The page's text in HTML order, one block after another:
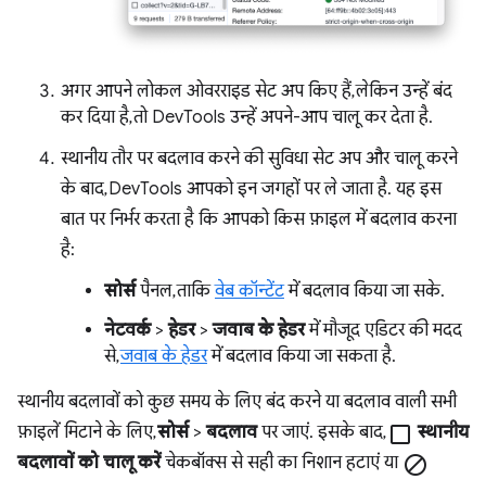
अगर आपने लोकल ओवरराइड सेट अप किए हैं, लेकिन उन्हें बंद
कर दिया है, तो DevTools उन्हें अपने-आप चालू कर देता है.
स्थानीय तौर पर बदलाव करने की सुविधा सेट अप और चालू करने
के बाद, DevTools आपको इन जगहों पर ले जाता है. यह इस
बात पर निर्भर करता है कि आपको किस फ़ाइल में बदलाव करना
है:
सोर्सपैनल, ताकिवेब कॉन्टेंटमें बदलाव किया जा सके.
नेटवर्क>हेडर>जवाब के हेडरमें मौजूद एडिटर की मदद
से,जवाब के हेडरमें बदलाव किया जा सकता है.
स्थानीय बदलावों को कुछ समय के लिए बंद करने या बदलाव वाली सभी
फ़ाइलें मिटाने के लिए,सोर्स>बदलावपर जाएं. इसके बाद, check_box_outline_blank स्थानीय
बदलावों को चालू करेंचेकबॉक्स से सही का निशान हटाएं या block